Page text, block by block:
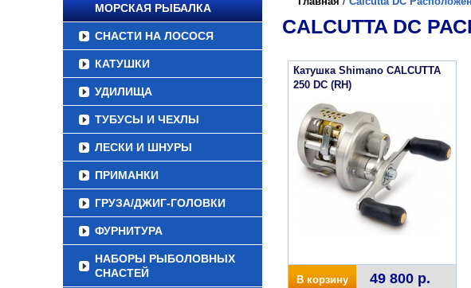
МОРСКАЯ РЫБАЛКА
СНАСТИ НА ЛОСОСЯ
КАТУШКИ
УДИЛИЩА
ТУБУСЫ И ЧЕХЛЫ
ЛЕСКИ И ШНУРЫ
ПРИМАНКИ
ГРУЗА/ДЖИГ-ГОЛОВКИ
ФУРНИТУРА
НАБОРЫ РЫБОЛОВНЫХ
СНАСТЕЙ
CALCUTTA DC
Катушка Shimano CALCUTTA
250 DC (RH)
В корзину 49 800 р.